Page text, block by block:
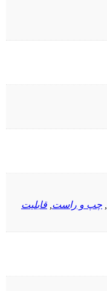
چپ و راست قابلیت